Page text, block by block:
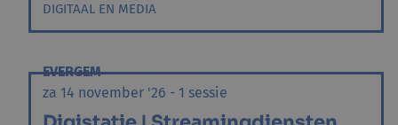
DIGITAAL EN MEDIA
EVERGEM
za 14 november '26 - 1 sessie